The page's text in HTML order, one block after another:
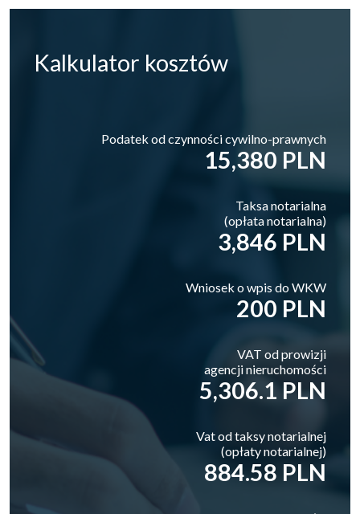
Kalkulator kosztów
Podatek od czynności cywilno-prawnych
15,380 PLN
Taksa notarialna
(opłata notarialna)
3,846 PLN
Wniosek o wpis do WKW
200 PLN
VAT od prowizji
agencji nieruchomości
5,306.1 PLN
Vat od taksy notarialnej
(opłaty notarialnej)
884.58 PLN